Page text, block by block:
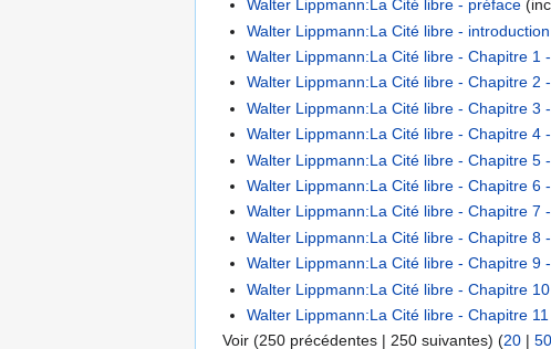
Walter Lippmann:La Cité libre - préface
Walter Lippmann:La Cité libre - introduction
Walter Lippmann:La Cité libre - Chapitre 1
Walter Lippmann:La Cité libre - Chapitre 2
Walter Lippmann:La Cité libre - Chapitre 3
Walter Lippmann:La Cité libre - Chapitre 4
Walter Lippmann:La Cité libre - Chapitre 5
Walter Lippmann:La Cité libre - Chapitre
Walter Lippmann:La Cité libre - Chapitre 7
Walter Lippmann:La Cité libre - Chapitre 8
Walter Lippmann:La Cité libre - Chapitre
Walter Lippmann:La Cité libre - Chapitre
Walter Lippmann:La Cité libre - Chapitre
Voir (250 précédentes | 250 suivantes) (20 | 50